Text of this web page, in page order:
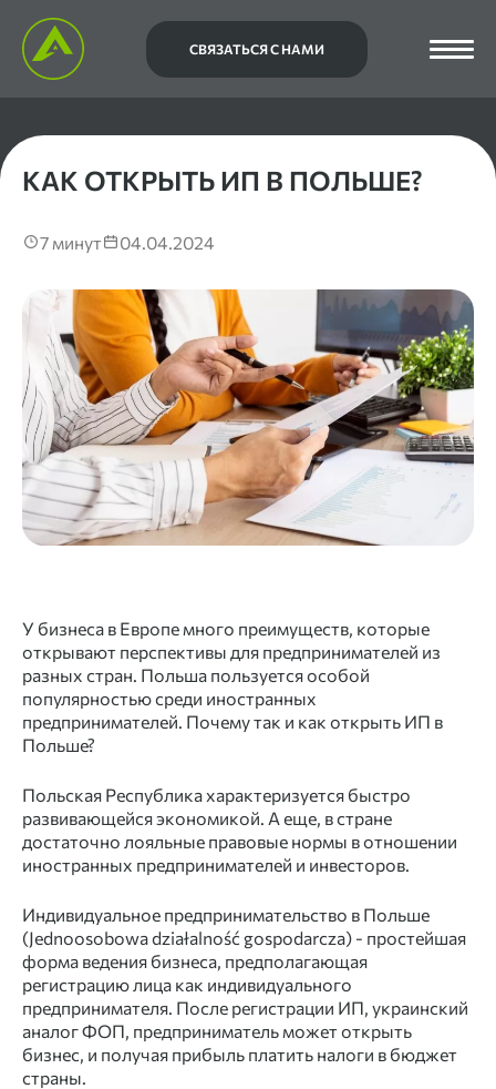
СВЯЗАТЬСЯ С НАМИ
КАК ОТКРЫТЬ ИП В ПОЛЬШЕ?
7 минут 04.04.2024
У бизнеса в Европе много преимуществ, которые
открывают перспективы для предпринимателей из
разных стран. Польша пользуется особой
популярностью среди иностранных
предпринимателей. Почему так и как открыть ИП в
Польше?
Польская Республика характеризуется быстро
развивающейся экономикой. А еще, в стране
достаточно лояльные правовые нормы в отношении
иностранных предпринимателей и инвесторов.
Индивидуальное предпринимательство в Польше
(Jednoosobowa działalność gospodarcza) - простейшая
форма ведения бизнеса, предполагающая
регистрацию лица как индивидуального
предпринимателя. После регистрации ИП, украинский
аналог ФОП, предприниматель можетоткрыть
бизнес, и получая прибыль платить налоги в бюджет
страны.